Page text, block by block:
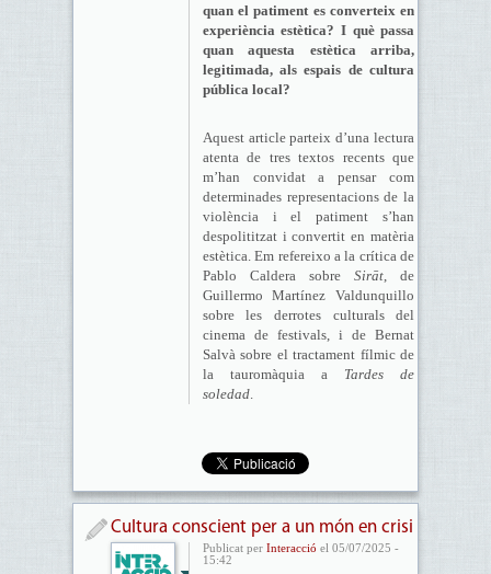
quan el patiment es converteix en
experiència estètica? I què passa
quan aquesta estètica arriba,
legitimada, als espais de cultura
pública local?
Aquest article parteix d’una lectura
atenta de tres textos recents que
m’han convidat a pensar com
determinades representacions de la
violència i el patiment s’han
despolititzat i convertit en matèria
estètica. Em refereixo a la crítica de
Pablo Caldera sobre Sirāt, de
Guillermo Martínez Valdunquillo
sobre les derrotes culturals del
cinema de festivals, i de Bernat
Salvà sobre el tractament fílmic de
la tauromàquia a Tardes de
soledad.
Cultura conscient per a un món en crisi
Publicat per Interacció el 05/07/2025 -
15:42